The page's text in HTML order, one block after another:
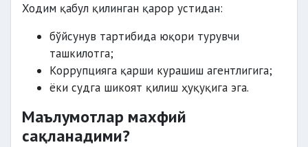
Ходим қабул қилинган қарор устидан:
бўйсунув тартибида юқори турувчи
ташкилотга;
Коррупцияга қарши курашиш агентлигига;
ёки судга шикоят қилиш ҳуқуқига эга.
Маълумотлар махфий
сақланадими?